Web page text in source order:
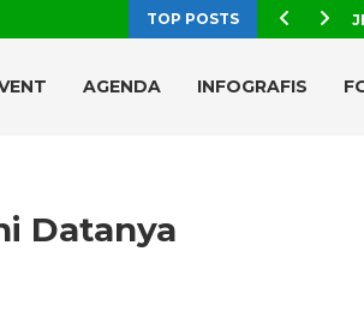
TOP POSTS
AGENDA INFOGRAFIS
Datanya